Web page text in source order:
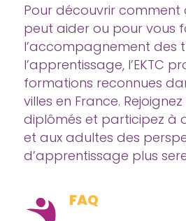
Pour découvrir
peut aider ou pour vous
l’accompagnement des
l’apprentissage, l’EKTC
formations reconnues
villes en France. Rejoignez
diplômés et participez à
et aux adultes des
d’apprentissage plus
FAQ